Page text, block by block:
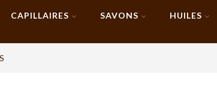
CAPILLAIRES SAVONS HUILES